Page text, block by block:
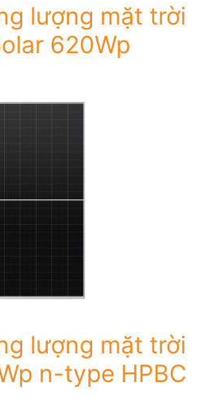
lượng mặt trời
620Wp
lượng mặt trời
n-type HPBC